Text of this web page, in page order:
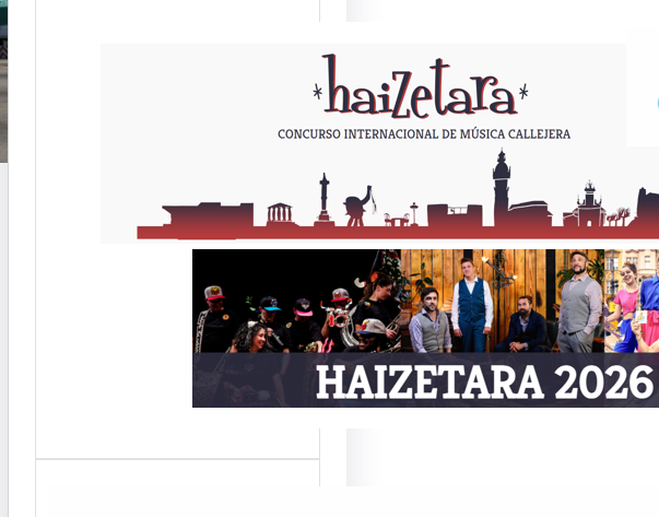
Hola Como todos los
años por estas fechas,